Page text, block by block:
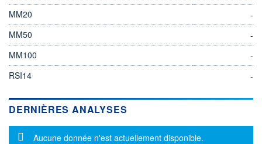
MM20
-
MM50
-
MM100
-
RSI14
-
DERNIÈRES ANALYSES
Message d'information
Aucune donnée n'est actuellement disponible.